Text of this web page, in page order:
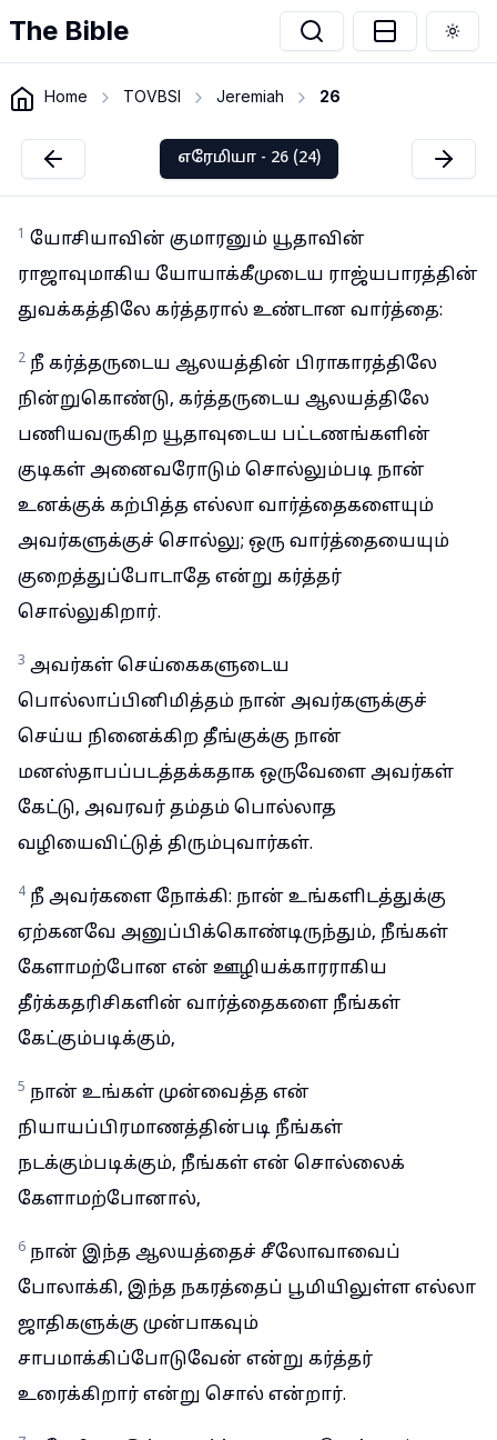
The Bible
Home TOVBSI Jeremiah 26
எரேமியா - 26 (24)
1 யோசியாவின் குமாரனும் யூதாவின்
ராஜாவுமாகிய யோயாக்கீமுடைய ராஜ்யபாரத்தின்
துவக்கத்திலே கர்த்தரால் உண்டான வார்த்தை:
2 நீ கர்த்தருடைய ஆலயத்தின் பிராகாரத்திலே
நின்றுகொண்டு, கர்த்தருடைய ஆலயத்திலே
பணியவருகிற யூதாவுடைய பட்டணங்களின்
குடிகள் அனைவரோடும் சொல்லும்படி நான்
உனக்குக் கற்பித்த எல்லா வார்த்தைகளையும்
அவர்களுக்குச் சொல்லு; ஒரு வார்த்தையையும்
குறைத்துப்போடாதே என்று கர்த்தர்
சொல்லுகிறார்.
3 அவர்கள் செய்கைகளுடைய
பொல்லாப்பினிமித்தம் நான் அவர்களுக்குச்
செய்ய நினைக்கிற தீங்குக்கு நான்
மனஸ்தாபப்படத்தக்கதாக ஒருவேளை அவர்கள்
கேட்டு, அவரவர் தம்தம் பொல்லாத
வழியைவிட்டுத் திரும்புவார்கள்.
4 நீ அவர்களை நோக்கி: நான் உங்களிடத்துக்கு
ஏற்கனவே அனுப்பிக்கொண்டிருந்தும், நீங்கள்
கேளாமற்போன என் ஊழியக்காரராகிய
தீர்க்கதரிசிகளின் வார்த்தைகளை நீங்கள்
கேட்கும்படிக்கும்,
5 நான் உங்கள் முன்வைத்த என்
நியாயப்பிரமாணத்தின்படி நீங்கள்
நடக்கும்படிக்கும், நீங்கள் என் சொல்லைக்
கேளாமற்போனால்,
6 நான் இந்த ஆலயத்தைச் சீலோவாவைப்
போலாக்கி, இந்த நகரத்தைப் பூமியிலுள்ள எல்லா
ஜாதிகளுக்கு முன்பாகவும்
சாபமாக்கிப்போடுவேன் என்று கர்த்தர்
உரைக்கிறார் என்று சொல் என்றார்.